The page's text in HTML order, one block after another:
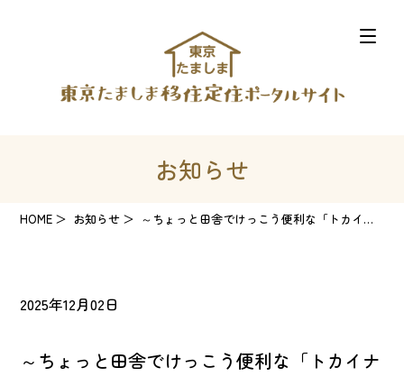
お知らせ
HOME お知らせ ～ちょっと田舎でけっこう便利な「トカイナカ」～ 東京あきる野ランチde子育てママトークを開...
2025年12月02日
～ちょっと田舎でけっこう便利な「トカイナ